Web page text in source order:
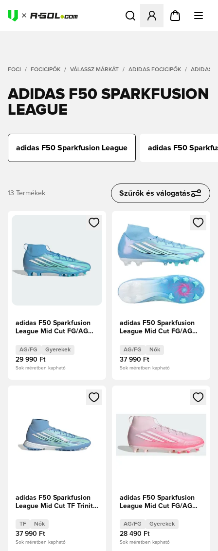
Megnyit egy modált a
FOCI FOCICIPŐK VÁLASSZ MÁRKÁT ADIDAS FOCICIPŐK ADIDAS
ADIDAS F50 SPARKFUSION
LEAGUE
adidas F50 Sparkfusion League adidas F50
13 Termékek Szűrők és válogatás
Megnyit egy modált a bejelentkezéshez vagy a tagként
adidas F50 Sparkfusion
League Mid Cut FG/AG
Gyerek
AG/FG Gyerekek
29 990 Ft
Sok méretben kapható
Megnyit egy modált a
adidas F50 Sparkfusion
League Mid Cut FG/AG
AG/FG Nők
37 990 Ft
Sok méretben kapható
Megnyit egy modált a bejelentkezéshez vagy a tagként
adidas F50 Sparkfusion
League Mid Cut TF Trinity
TF Nők
37 990 Ft
Sok méretben kapható
Megnyit egy modált a
adidas F50 Sparkfusion
League Mid Cut FG/AG
AG/FG Gyerekek
28 490 Ft
Sok méretben kapható